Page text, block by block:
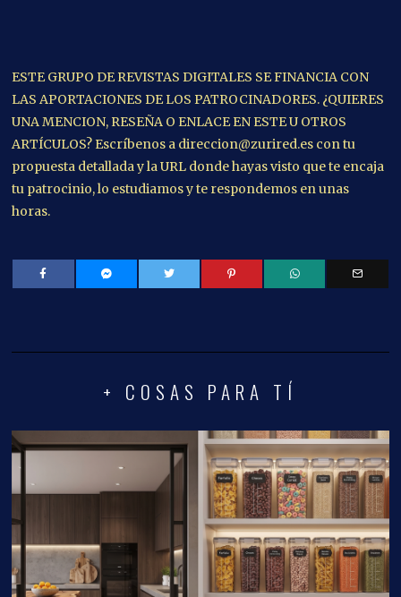
ESTE GRUPO DE REVISTAS DIGITALES SE FINANCIA CON
LAS APORTACIONES DE LOS PATROCINADORES. ¿QUIERES
UNA MENCION, RESEÑA O ENLACE EN ESTE U OTROS
ARTÍCULOS? Escríbenos a direccion@zurired.es con tu
propuesta detallada y la URL donde hayas visto que te encaja
tu patrocinio, lo estudiamos y te respondemos en unas
horas.
+ COSAS PARA TÍ